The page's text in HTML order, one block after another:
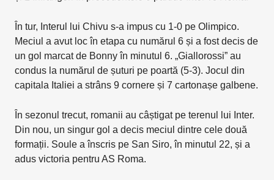
În tur, Interul lui Chivu s-a impus cu 1-0 pe Olimpico.
Meciul a avut loc în etapa cu numărul 6 și a fost decis de
un gol marcat de Bonny în minutul 6. „Giallorossi” au
condus la numărul de șuturi pe poartă (5-3). Jocul din
capitala Italiei a strâns 9 cornere și 7 cartonașe galbene.
În sezonul trecut, romanii au câștigat pe terenul lui Inter.
Din nou, un singur gol a decis meciul dintre cele două
formații. Soule a înscris pe San Siro, în minutul 22, și a
adus victoria pentru AS Roma.